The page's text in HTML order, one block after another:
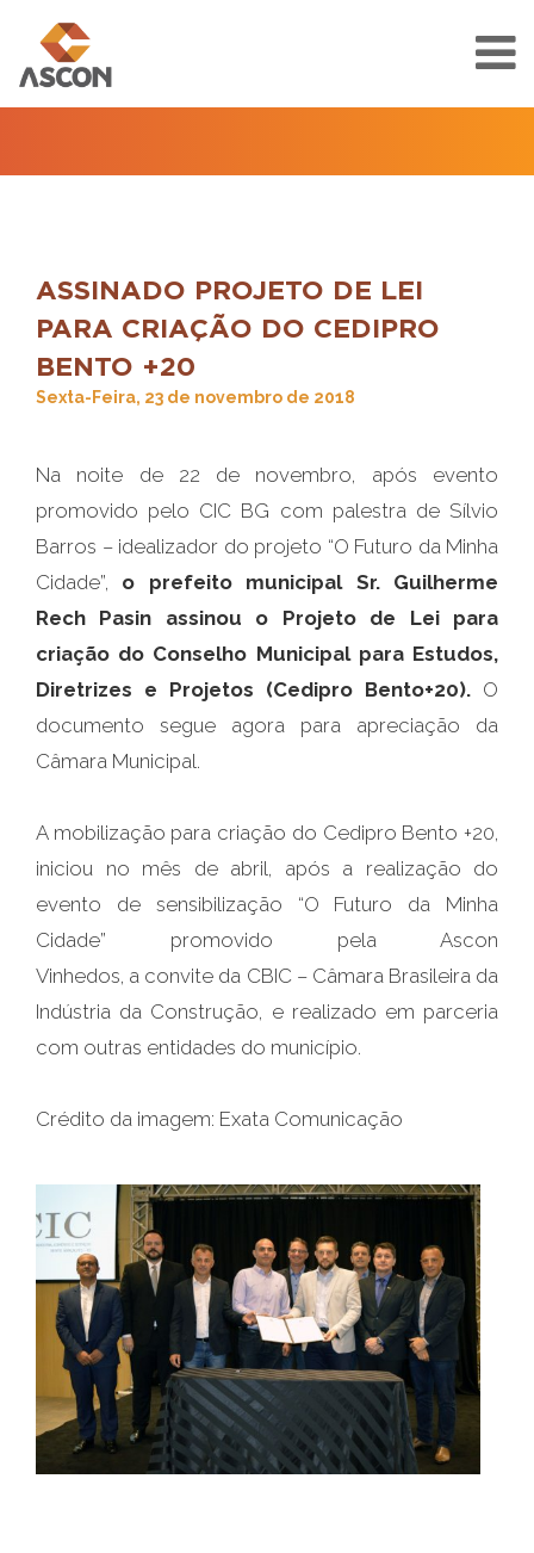
ASSINADO PROJETO DE LEI
PARA CRIAÇÃO DO CEDIPRO
BENTO +20
Sexta-Feira, 23 de novembro de 2018
Na noite de 22 de novembro, após evento
promovido pelo CIC BG com palestra de Sílvio
Barros – idealizador do projeto “O Futuro da Minha
Cidade”, o prefeito municipal Sr. Guilherme
Rech Pasin assinou o Projeto de Lei para
criação do Conselho Municipal para Estudos,
Diretrizes e Projetos (Cedipro Bento+20). O
documento segue agora para apreciação da
Câmara Municipal.
A mobilização para criação do Cedipro Bento +20,
iniciou no mês de abril, após a realização do
evento de sensibilização “O Futuro da Minha
Cidade” promovido pela Ascon
Vinhedos, a convite da CBIC – Câmara Brasileira da
Indústria da Construção, e realizado em parceria
com outras entidades do município.
Crédito da imagem: Exata Comunicação